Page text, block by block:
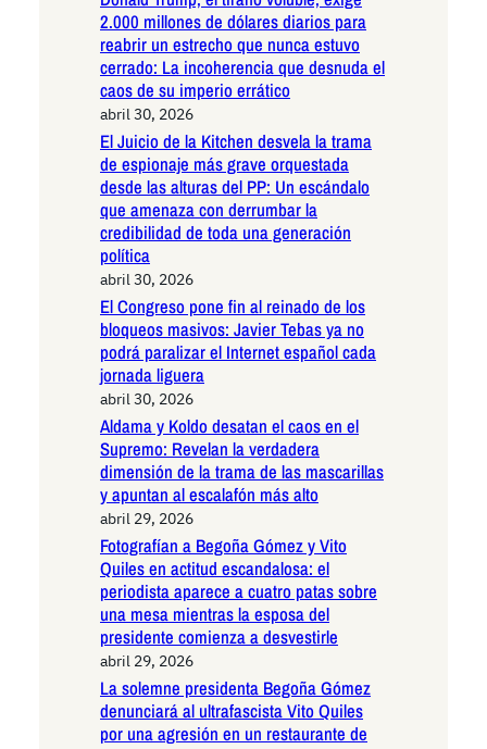
2.000 millones de dólares diarios para
reabrir un estrecho que nunca estuvo
cerrado: La incoherencia que desnuda el
caos de su imperio errático
abril 30, 2026
El Juicio de la Kitchen desvela la trama
de espionaje más grave orquestada
desde las alturas del PP: Un escándalo
que amenaza con derrumbar la
credibilidad de toda una generación
política
abril 30, 2026
El Congreso pone fin al reinado de los
bloqueos masivos: Javier Tebas ya no
podrá paralizar el Internet español cada
jornada liguera
abril 30, 2026
Aldama y Koldo desatan el caos en el
Supremo: Revelan la verdadera
dimensión de la trama de las mascarillas
y apuntan al escalafón más alto
abril 29, 2026
Fotografían a Begoña Gómez y Vito
Quiles en actitud escandalosa: el
periodista aparece a cuatro patas sobre
una mesa mientras la esposa del
presidente comienza a desvestirle
abril 29, 2026
La solemne presidenta Begoña Gómez
denunciará al ultrafascista Vito Quiles
por una agresión en un restaurante de